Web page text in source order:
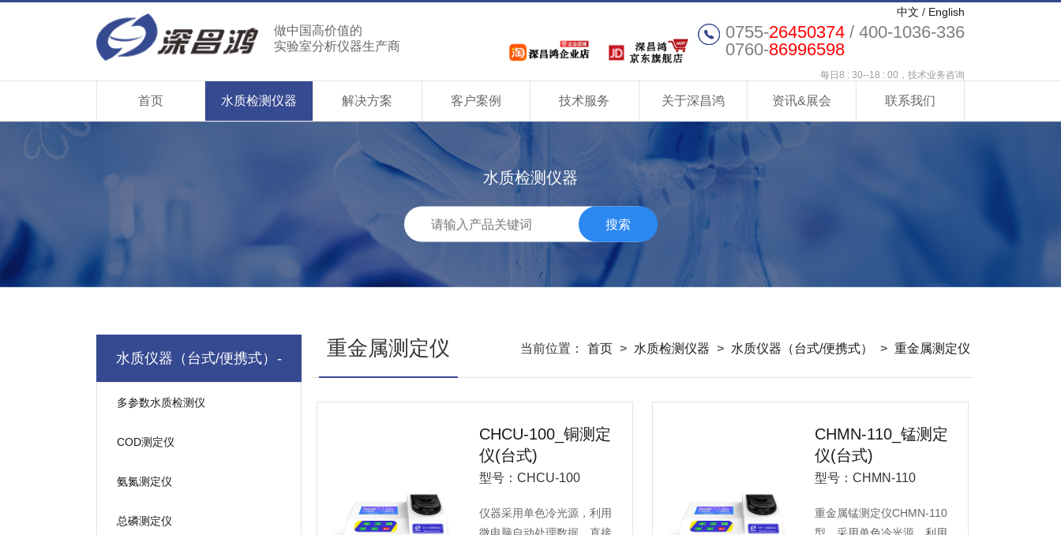
做中国高价值的
实验室分析仪器生产商
中文 / English
0755-26450374 / 400-1036-336
0760-86996598
每日8 : 30--18 : 00，技术业务咨询
首页 水质检测仪器 解决方案 客户案例 技术服务 关于深昌鸿 资讯&展会 联系我们
水质检测仪器
搜索
水质仪器（台式/便携式）
多参数水质检测仪
COD测定仪
氨氮测定仪
总磷测定仪
重金属测定仪 当前位置： 首页 > 水质检测仪器 > 水质仪器（台式/便携式） > 重金属测定仪
CHCU-100_铜测定
仪(台式)
型号：CHCU-100
仪器采用单色冷光源，利用
CHMN-110_锰测定
仪(台式)
型号：CHMN-110
重金属锰测定仪CHMN-110